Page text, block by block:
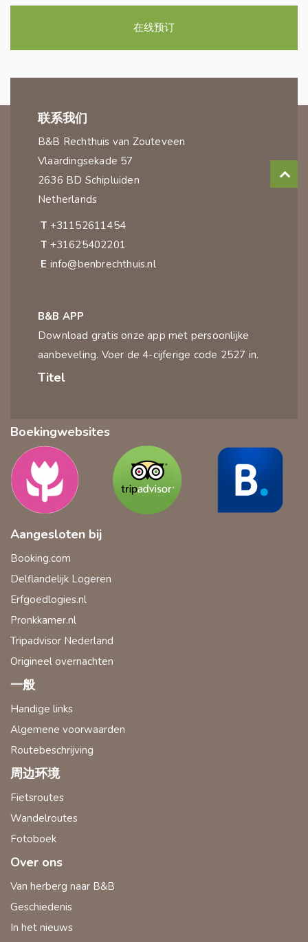
在线预订
联系我们
B&B Rechthuis van Zouteveen
Vlaardingsekade 57
2636 BD Schipluiden
Netherlands
T +31152611454
T +31625402201
E info@benbrechthuis.nl
B&B APP
Download gratis onze app met persoonlijke
aanbeveling. Voer de 4-cijferige code 2527 in.
Titel
Boekingwebsites
Aangesloten bij
Booking.com
Delflandelijk Logeren
Erfgoedlogies.nl
Pronkkamer.nl
Tripadvisor Nederland
Origineel overnachten
一般
Handige links
Algemene voorwaarden
Routebeschrijving
周边环境
Fietsroutes
Wandelroutes
Fotoboek
Over ons
Van herberg naar B&B
Geschiedenis
In het nieuws